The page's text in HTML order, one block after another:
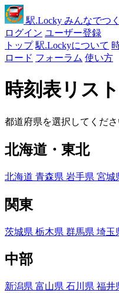
駅.Locky みんなでつ
ログイン ユーザー登録
トップ 駅.Lockyについて
ロード フォーラム 使い方
時刻表リスト
都道府県を選択してくださ
北海道・東北
北海道 青森県 岩手県 宮城
関東
茨城県 栃木県 群馬県 埼玉
中部
新潟県 富山県 石川県 福井